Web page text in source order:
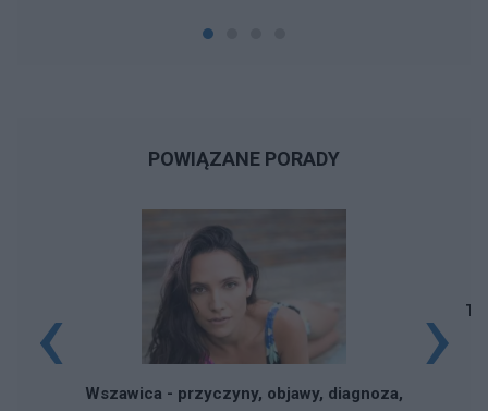
POWIĄZANE PORADY
Wszawica - przyczyny, objawy, diagnoza,
‹ ›